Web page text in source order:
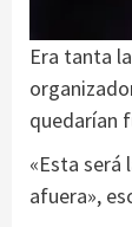
Era tanta
quedarían
«Esta será
afuera»,